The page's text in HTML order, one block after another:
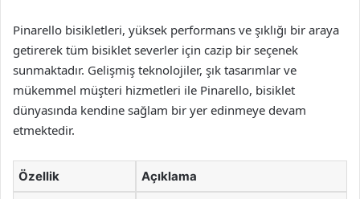
Pinarello bisikletleri, yüksek performans ve şıklığı bir araya
getirerek tüm bisiklet severler için cazip bir seçenek
sunmaktadır. Gelişmiş teknolojiler, şık tasarımlar ve
mükemmel müşteri hizmetleri ile Pinarello, bisiklet
dünyasında kendine sağlam bir yer edinmeye devam
etmektedir.
Özellik Açıklama